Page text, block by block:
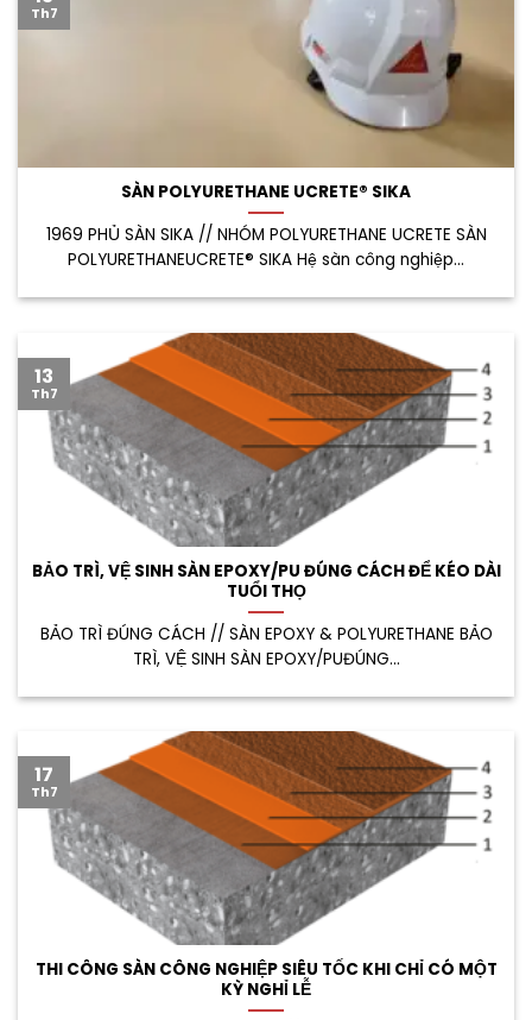
SÀN POLYURETHANE UCRETE® SIKA
1969 PHỦ SÀN SIKA // NHÓM POLYURETHANE UCRETE SÀN
POLYURETHANEUCRETE® SIKA Hệ sàn công nghiệp...
Th7
BẢO TRÌ, VỆ SINH SÀN EPOXY/PU ĐÚNG CÁCH ĐỂ KÉO DÀI
TUỔI THỌ
BẢO TRÌ ĐÚNG CÁCH // SÀN EPOXY & POLYURETHANE BẢO
TRÌ, VỆ SINH SÀN EPOXY/PUĐÚNG...
13
Th7
THI CÔNG SÀN CÔNG NGHIỆP SIÊU TỐC KHI CHỈ CÓ MỘT
KỲ NGHỈ LỄ
17
Th7